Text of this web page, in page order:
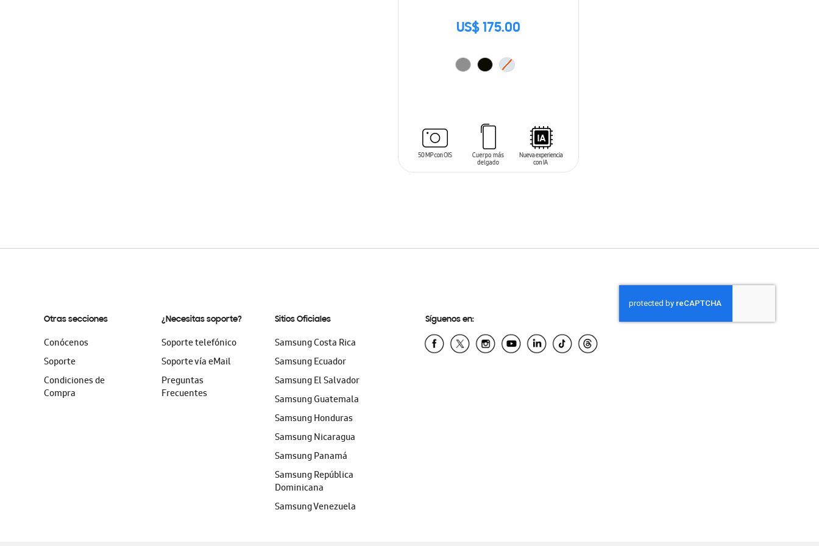
US$ 175.00
Otras secciones
Conócenos
Soporte
Condiciones de
Compra
¿Necesitas soporte?
Soporte telefónico
Soporte vía eMail
Preguntas
Frecuentes
Sitios Oficiales
Samsung Costa Rica
Samsung Ecuador
Samsung El Salvador
Samsung Guatemala
Samsung Honduras
Samsung Nicaragua
Samsung Panamá
Samsung República
Dominicana
Samsung Venezuela
Síguenos en: